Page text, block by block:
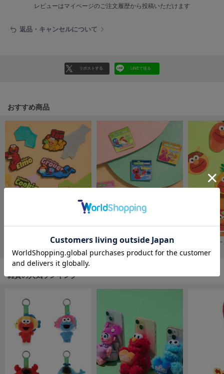
EIMY ISTOIRE
エイミー イストワール
emmi
エトレトウキョウ
ey
アイ
FILA
フレイアイディー
ファーファー
ジェラート ピケ
GELATO PIQUE CAT&DOG
ジェラート ピケ キャットアンドドッグ
gelato pique Sleep
ジェラート ピケ スリープ
レビューはマイページのご注文履歴から投稿いただけます
返品・キャンセルについて
リポストする LINEで送る
おすすめ商品
【ご当地シリーズ】ラバーマグネット
【ご当地シリーズ】ピンバッジ
¥1,320
【ご当地シリ
雑貨の人気ランキング